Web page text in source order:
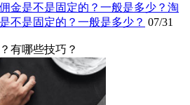
淘
不是固定的？一般是多少？ 07/31
有哪些技巧？